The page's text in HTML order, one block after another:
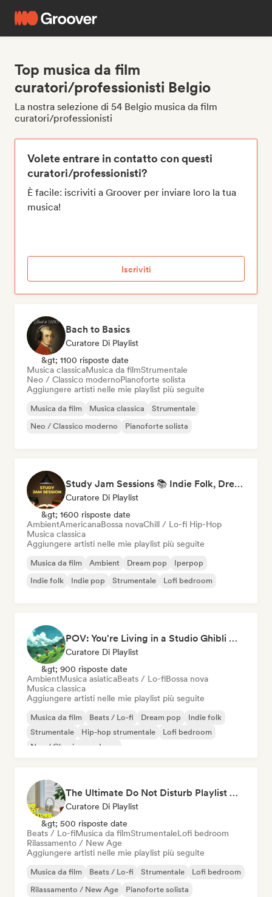
Top musica da film
curatori/professionisti Belgio
La nostra selezione di 54 Belgio musica da film
curatori/professionisti
Volete entrare in contatto con questi
curatori/professionisti?
È facile: iscriviti a Groover per inviare loro la tua
musica!
Iscriviti
Bach to Basics
Curatore Di Playlist
&gt; 1100 risposte date
Musica classicaMusica da filmStrumentale
Neo / Classico modernoPianoforte solista
Aggiungere artisti nelle mie playlist più seguite
Musica da film Musica classica
Strumentale
Neo / Classico moderno
Pianoforte solista
Study Jam Sessions 📚 Indie Folk, Dream Pop & Singer-Songwriter
Curatore Di Playlist
&gt; 1600 risposte date
AmbientAmericanaBossa novaChill / Lo-fi Hip-Hop
Musica classica
Aggiungere artisti nelle mie playlist più seguite
Musica da film Ambient Dream pop
Iperpop
Indie folk
Indie pop Strumentale Lofi bedroom
POV: You're Living in a Studio Ghibli Movie 🌱 Neo-Classical Piano & Dream Pop
Curatore Di Playlist
&gt; 900 risposte date
AmbientMusica asiaticaBeats / Lo-fiBossa nova
Musica classica
Aggiungere artisti nelle mie playlist più seguite
Musica da film Beats / Lo-fi Dream pop
Indie folk
Strumentale
Hip-hop strumentale
Lofi bedroom
Neo / Classico moderno
The Ultimate Do Not Disturb Playlist 🔕 Neo-Classical & Ambient Piano
Curatore Di Playlist
&gt; 500 risposte date
Beats / Lo-fiMusica da filmStrumentaleLofi bedroom
Rilassamento / New Age
Aggiungere artisti nelle mie playlist più seguite
Musica da film Beats / Lo-fi Strumentale
Lofi bedroom
Rilassamento / New Age
Pianoforte solista